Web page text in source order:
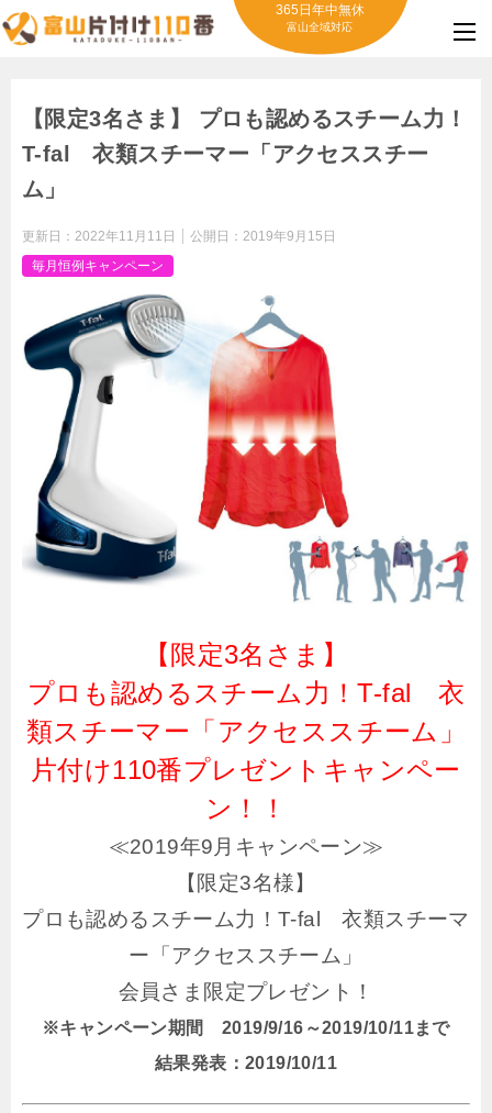
365日年中無休
富山全域対応
【限定3名さま】 プロも認めるスチーム力！
T-fal 衣類スチーマー「アクセススチー
ム」
更新日： 2022年11月11日 公開日： 2019年9月15日
毎月恒例キャンペーン
【限定3名さま】
プロも認めるスチーム力！T-fal 衣
類スチーマー「アクセススチーム」
片付け110番プレゼントキャンペー
ン！！
≪2019年9月キャンペーン≫
【限定3名様】
プロも認めるスチーム力！T-fal 衣類スチーマ
ー「アクセススチーム」
会員さま限定プレゼント！
※キャンペーン期間 2019/9/16～2019/10/11まで
結果発表：2019/10/11